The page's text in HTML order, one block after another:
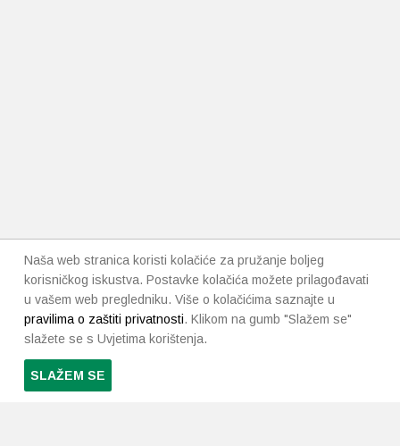
Naša web stranica koristi kolačiće za pružanje boljeg
korisničkog iskustva. Postavke kolačića možete prilagođavati
u vašem web pregledniku. Više o kolačićima saznajte u
pravilima o zaštiti privatnosti. Klikom na gumb "Slažem se"
slažete se s Uvjetima korištenja.
SLAŽEM SE